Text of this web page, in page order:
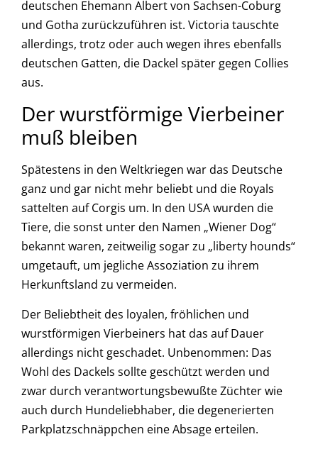
deutschen Ehemann Albert von Sachsen-Coburg
und Gotha zurückzuführen ist. Victoria tauschte
allerdings, trotz oder auch wegen ihres ebenfalls
deutschen Gatten, die Dackel später gegen Collies
aus.
Der wurstförmige Vierbeiner
muß bleiben
Spätestens in den Weltkriegen war das Deutsche
ganz und gar nicht mehr beliebt und die Royals
sattelten auf Corgis um. In den USA wurden die
Tiere, die sonst unter den Namen „Wiener Dog“
bekannt waren, zeitweilig sogar zu „liberty hounds“
umgetauft, um jegliche Assoziation zu ihrem
Herkunftsland zu vermeiden.
Der Beliebtheit des loyalen, fröhlichen und
wurstförmigen Vierbeiners hat das auf Dauer
allerdings nicht geschadet. Unbenommen: Das
Wohl des Dackels sollte geschützt werden und
zwar durch verantwortungsbewußte Züchter wie
auch durch Hundeliebhaber, die degenerierten
Parkplatzschnäppchen eine Absage erteilen.